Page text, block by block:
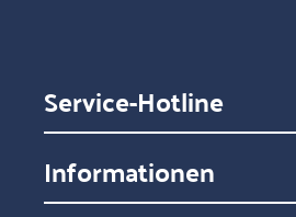
Service-Hotline
Informationen